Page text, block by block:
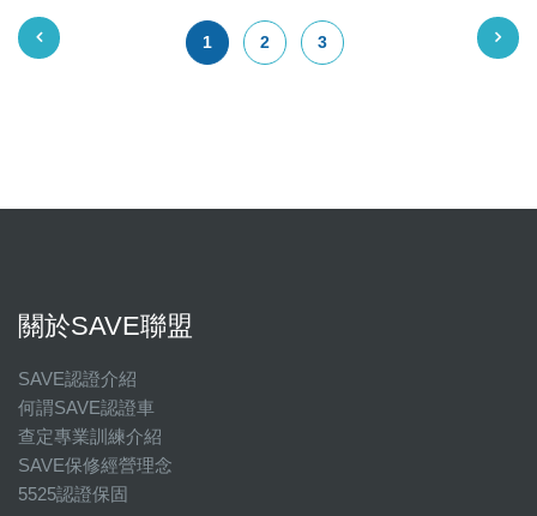
1 2 3
關於SAVE聯盟
SAVE認證介紹
何謂SAVE認證車
查定專業訓練介紹
SAVE保修經營理念
5525認證保固